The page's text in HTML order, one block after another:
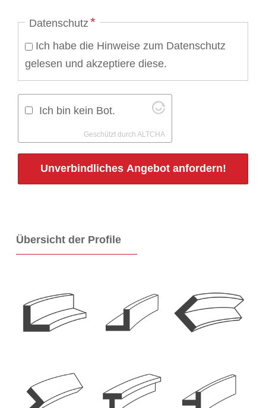
Pflichtfeld
Datenschutz *
Ich habe die Hinweise zum Datenschutz
gelesen und akzeptiere diese.
Ich bin kein Bot.
Geschützt durch ALTCHA
Unverbindliches Angebot anfordern!
Übersicht der Profile